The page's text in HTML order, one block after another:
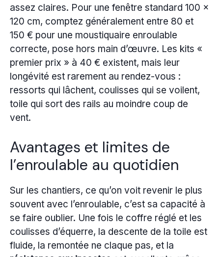
assez claires. Pour une fenêtre standard 100 x
120 cm, comptez généralement entre 80 et
150 € pour une moustiquaire enroulable
correcte, pose hors main d’œuvre. Les kits «
premier prix » à 40 € existent, mais leur
longévité est rarement au rendez-vous :
ressorts qui lâchent, coulisses qui se voilent,
toile qui sort des rails au moindre coup de
vent.
Avantages et limites de
l’enroulable au quotidien
Sur les chantiers, ce qu’on voit revenir le plus
souvent avec l’enroulable, c’est sa capacité à
se faire oublier. Une fois le coffre réglé et les
coulisses d’équerre, la descente de la toile est
fluide, la remontée ne claque pas, et la